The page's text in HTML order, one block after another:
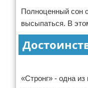
Ремонт квартиры
Ванная
Домашний быт
Коммунальные
Сантехника
Условия
Отказ от
Полноценный сон
высыпаться. В
«Стронг» - одна